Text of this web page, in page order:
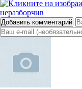
Добавить комментарий